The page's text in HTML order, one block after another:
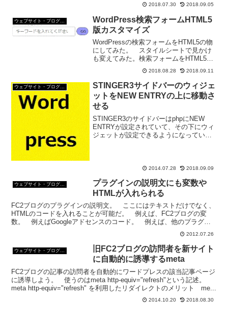
も画像が出てこない。 サ...
2018.07.30 2018.09.05
WordPress検索フォームHTML5
版カスタマイズ
WordPressの検索フォームをHTML5の物
にしてみた。 スタイルシートで見かけ
も変えてみた。検索フォームをHTML5版
に変えた理由 WordPressの検索フォー
ムは、ウィジットなどで簡単に表示する
ことができる。 でも、今回コードを
見...
2018.08.28 2018.09.11
ウェブサイト・ブログ作成
STINGER3サイドバーのウィジェ
ットをNEW ENTRYの上に移動さ
せる
STINGER3のサイドバーはphpにNEW
ENTRYが設定されていて、その下にウィ
ジェットが設定できるようになってい
2014.07.28 2018.09.09
ウェブサイト・ブログ作成
プラグインの説明文にも変数や
HTMLが入れられる
FC2ブログのプラグインの説明文。 ここにはテキストだけでなく、
HTMLのコードを入れることが可能だ。 例えば、FC2ブログの変
数。 例えばGoogleアドセンスのコード。 例えば、他のプラグイ
2012.07.26
旧FC2ブログの訪問者を新サイト
に自動的に誘導するmeta
FC2ブログの記事の訪問者を自動的にワードプレスの該当記事ページ
に誘導しよう。 使うのはmeta http-equiv="refresh"という記述。
meta http-equiv="refresh" を利用したリダイレクトのメリット me...
2014.10.20 2018.08.30